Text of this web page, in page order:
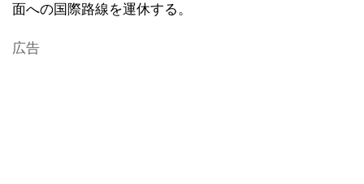
面への国際路線を運休する。
広告